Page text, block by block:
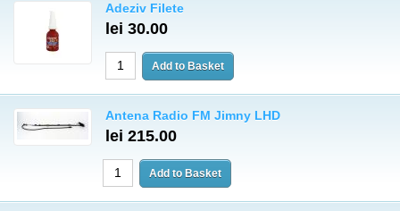
Adeziv Filete
lei 30.00
Antena Radio FM Jimny LHD
lei 215.00